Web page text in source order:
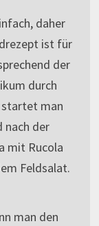
daher
ist für
der
durch
startet man
nach der
mit Rucola
Feldsalat.
man den